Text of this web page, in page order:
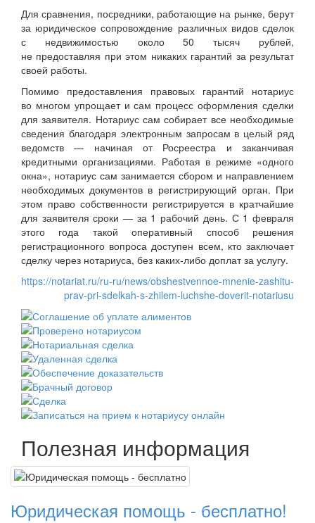
Для сравнения, посредники, работающие на рынке, берут
за юридическое сопровождение различных видов сделок
с недвижимостью около 50 тысяч рублей,
не предоставляя при этом никаких гарантий за результат
своей работы.
Помимо предоставления правовых гарантий нотариус
во многом упрощает и сам процесс оформления сделки
для заявителя. Нотариус сам собирает все необходимые
сведения благодаря электронным запросам в целый ряд
ведомств — начиная от Росреестра и заканчивая
кредитными организациями. Работая в режиме «одного
окна», нотариус сам занимается сбором и направлением
необходимых документов в регистрирующий орган. При
этом право собственности регистрируется в кратчайшие
для заявителя сроки — за 1 рабочий день. С 1 февраля
этого года такой оперативный способ решения
регистрационного вопроса доступен всем, кто заключает
сделку через нотариуса, без каких-либо доплат за услугу.
https://notariat.ru/ru-ru/news/obshestvennoe-mnenie-zashitu-
prav-pri-sdelkah-s-zhilem-luchshe-doverit-notariusu
Полезная информация
Юридическая помощь - бесплатно!